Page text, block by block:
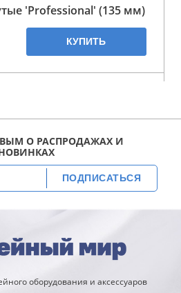
'Professional' (135 мм)
КУПИТЬ
О РАСПРОДАЖАХ И
ПОДПИСАТЬСЯ
оборудования и аксессуаров